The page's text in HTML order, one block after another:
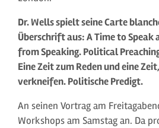
Dr. Wells spielt seine Carte
Überschrift aus: A Time to Speak
from Speaking. Political
Eine Zeit zum Reden und eine
verkneifen. Politische Predigt.
An seinen Vortrag am
Workshops am Samstag an. Da